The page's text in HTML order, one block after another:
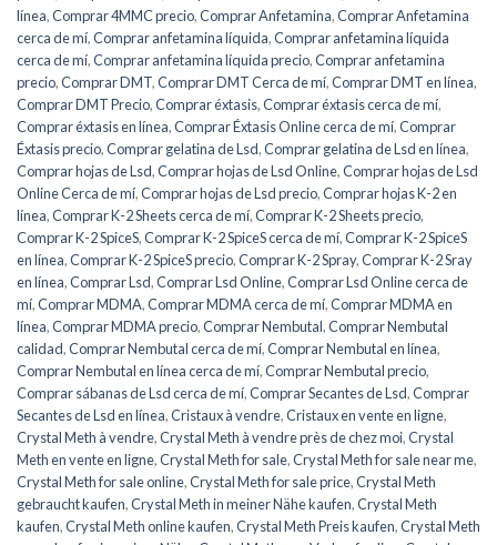
línea,Comprar 4MMC precio,Comprar Anfetamina,Comprar Anfetamina
cerca de mí,Comprar anfetamina líquida,Comprar anfetamina líquida
cerca de mí,Comprar anfetamina líquida precio,Comprar anfetamina
precio,Comprar DMT,Comprar DMT Cerca de mí,Comprar DMT en línea,
Comprar DMT Precio,Comprar éxtasis,Comprar éxtasis cerca de mí,
Comprar éxtasis en línea,Comprar Éxtasis Online cerca de mí,Comprar
Éxtasis precio,Comprar gelatina de Lsd,Comprar gelatina de Lsd en línea,
Comprar hojas de Lsd,Comprar hojas de Lsd Online,Comprar hojas de Lsd
Online Cerca de mí,Comprar hojas de Lsd precio,Comprar hojas K-2 en
línea,Comprar K-2 Sheets cerca de mí,Comprar K-2 Sheets precio,
Comprar K-2 SpiceS,Comprar K-2 SpiceS cerca de mí,Comprar K-2 SpiceS
en línea,Comprar K-2 SpiceS precio,Comprar K-2 Spray,Comprar K-2 Sray
en línea,Comprar Lsd,Comprar Lsd Online,Comprar Lsd Online cerca de
mí,Comprar MDMA,Comprar MDMA cerca de mí,Comprar MDMA en
línea,Comprar MDMA precio,Comprar Nembutal,Comprar Nembutal
calidad,Comprar Nembutal cerca de mí,Comprar Nembutal en línea,
Comprar Nembutal en línea cerca de mí,Comprar Nembutal precio,
Comprar sábanas de Lsd cerca de mí,Comprar Secantes de Lsd,Comprar
Secantes de Lsd en línea,Cristaux à vendre,Cristaux en vente en ligne,
Crystal Meth à vendre,Crystal Meth à vendre près de chez moi,Crystal
Meth en vente en ligne,Crystal Meth for sale,Crystal Meth for sale near me,
Crystal Meth for sale online,Crystal Meth for sale price,Crystal Meth
gebraucht kaufen,Crystal Meth in meiner Nähe kaufen,Crystal Meth
kaufen,Crystal Meth online kaufen,Crystal Meth Preis kaufen,Crystal Meth